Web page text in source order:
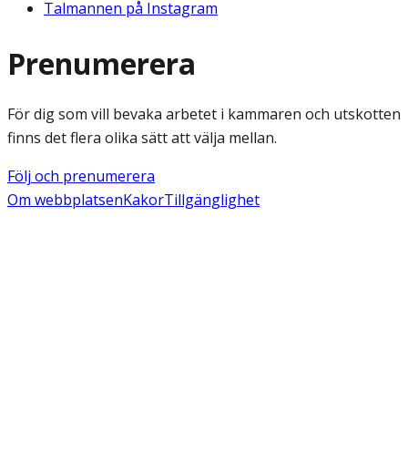
Talmannen på Instagram
Prenumerera
För dig som vill bevaka arbetet i kammaren och utskotten
finns det flera olika sätt att välja mellan.
Följ och prenumerera
Om webbplatsenKakorTillgänglighet